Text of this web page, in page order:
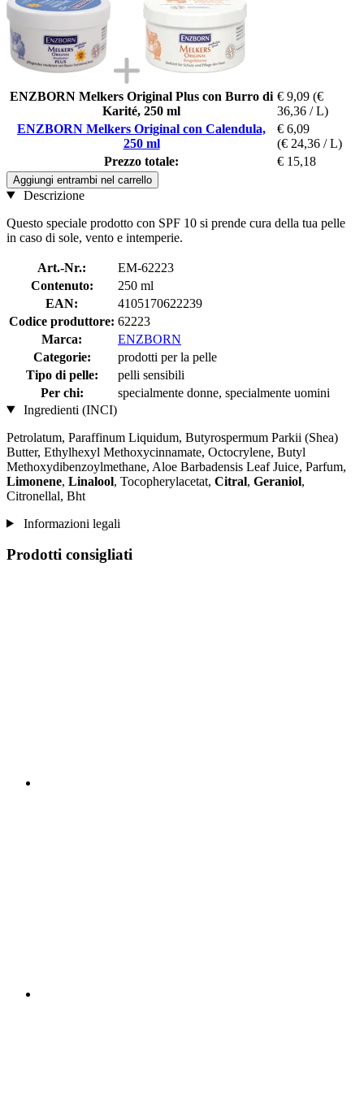
ENZBORN Melkers Original Plus con Burro di
Karité, 250 ml
€ 9,09 (€
36,36 / L)
ENZBORN Melkers Original con Calendula,
250 ml
€ 6,09
(€ 24,36 / L)
Prezzo totale:
€ 15,18
Aggiungi entrambi nel carrello
Descrizione
Questo speciale prodotto con SPF 10 si prende cura della tua pelle
in caso di sole, vento e intemperie.
Art.-Nr.:
EM-62223
Contenuto:
250 ml
EAN:
4105170622239
Codice produttore: 62223
Marca:
ENZBORN
Categorie:
prodotti per la pelle
Tipo di pelle:
pelli sensibili
Per chi:
specialmente donne, specialmente uomini
Ingredienti (INCI)
Petrolatum, Paraffinum Liquidum, Butyrospermum Parkii (Shea)
Butter, Ethylhexyl Methoxycinnamate, Octocrylene, Butyl
Methoxydibenzoylmethane, Aloe Barbadensis Leaf Juice, Parfum,
Limonene, Linalool, Tocopherylacetat, Citral, Geraniol,
Citronellal, Bht
Informazioni legali
Prodotti consigliati